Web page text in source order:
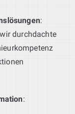
:
durchdachte
: